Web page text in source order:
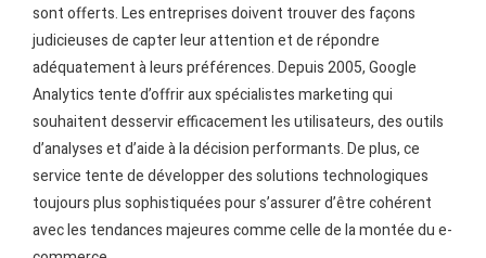
sont offerts. Les entreprises doivent trouver des façons
judicieuses de capter leur attention et de répondre
adéquatement à leurs préférences. Depuis 2005, Google
Analytics tente d’offrir aux spécialistes marketing qui
souhaitent desservir efficacement les utilisateurs, des outils
d’analyses et d’aide à la décision performants. De plus, ce
service tente de développer des solutions technologiques
toujours plus sophistiquées pour s’assurer d’être cohérent
avec les tendances majeures comme celle de la montée du e-